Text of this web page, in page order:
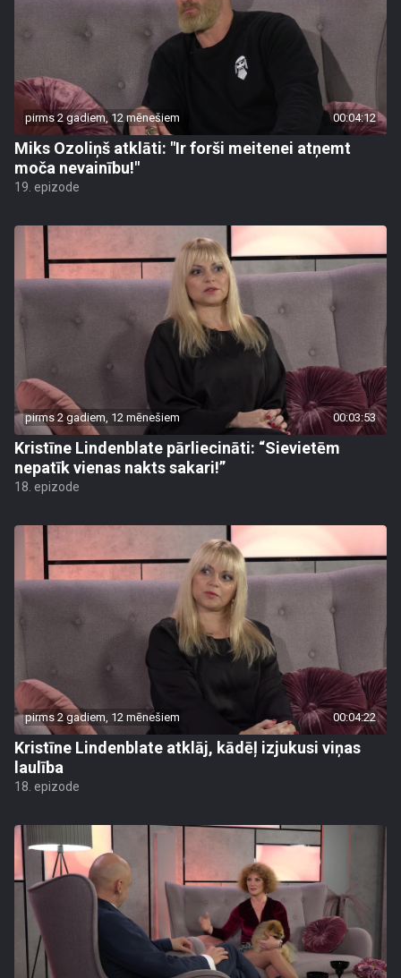
pirms 2 gadiem, 12 mēnešiem 00:04:12
Miks Ozoliņš atklāti: "Ir forši meitenei atņemt
moča nevainību!"
19. epizode
pirms 2 gadiem, 12 mēnešiem 00:03:53
Kristīne Lindenblate pārliecināti: “Sievietēm
nepatīk vienas nakts sakari!”
18. epizode
pirms 2 gadiem, 12 mēnešiem 00:04:22
Kristīne Lindenblate atklāj, kādēļ izjukusi viņas
laulība
18. epizode